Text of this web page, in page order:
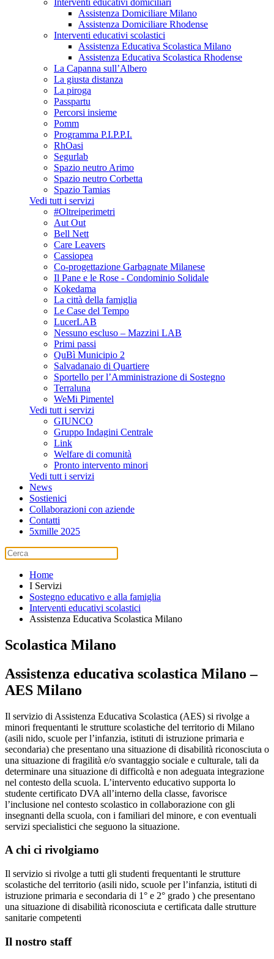
Interventi educativi domiciliari
Assistenza Domiciliare Milano
Assistenza Domiciliare Rhodense
Interventi educativi scolastici
Assistenza Educativa Scolastica Milano
Assistenza Educativa Scolastica Rhodense
La Capanna sull’Albero
La giusta distanza
La piroga
Passpartu
Percorsi insieme
Pomm
Programma P.I.P.P.I.
RhOasi
Segurlab
Spazio neutro Arimo
Spazio neutro Corbetta
Spazio Tamias
Vedi tutt i servizi
#Oltreiperimetri
Aut Out
Bell Nett
Care Leavers
Cassiopea
Co-progettazione Garbagnate Milanese
Il Pane e le Rose - Condominio Solidale
Kokedama
La città della famiglia
Le Case del Tempo
LucerLAB
Nessuno escluso – Mazzini LAB
Primi passi
QuBì Municipio 2
Salvadanaio di Quartiere
Sportello per l’Amministrazione di Sostegno
Terraluna
WeMi Pimentel
Vedi tutt i servizi
GIUNCO
Gruppo Indagini Centrale
Link
Welfare di comunità
Pronto intervento minori
Vedi tutt i servizi
News
Sostienici
Collaborazioni con aziende
Contatti
5xmille 2025
Home
I Servizi
Sostegno educativo e alla famiglia
Interventi educativi scolastici
Assistenza Educativa Scolastica Milano
Scolastica Milano
Assistenza educativa scolastica Milano –
AES Milano
Il servizio di Assistenza Educativa Scolastica (AES) si rivolge a
minori frequentanti le strutture scolastiche del territorio di Milano
(asili nido, scuole per l’infanzia, istituti di istruzione primaria e
secondaria) che presentano una situazione di disabilità riconosciuta o
una situazione di fragilità e/o svantaggio sociale e culturale, tali da
determinare una situazione di difficoltà e non adeguata integrazione
nel contesto della scuola. L’intervento educativo supporta lo
studente certificato DVA all’interno della classe, favorisce
l’inclusione nel contesto scolastico in collaborazione con gli
insegnanti della scuola, con i familiari del minore, e con eventuali
servizi specialistici che seguono la situazione.
A chi ci rivolgiamo
Il servizio si rivolge a tutti gli studenti frequentanti le strutture
scolastiche del territorio (asili nido, scuole per l’infanzia, istituti di
istruzione primaria e secondaria di 1° e 2° grado ) che presentano
una situazione di disabilità riconosciuta e certificata dalle strutture
sanitarie competenti
Il nostro staff